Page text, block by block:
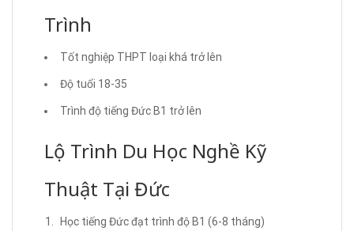
Trình
Tốt nghiệp THPT loại khá trở lên
Độ tuổi 18-35
Trình độ tiếng Đức B1 trở lên
Lộ Trình Du Học Nghề Kỹ
Thuật Tại Đức
Học tiếng Đức đạt trình độ B1 (6-8 tháng)